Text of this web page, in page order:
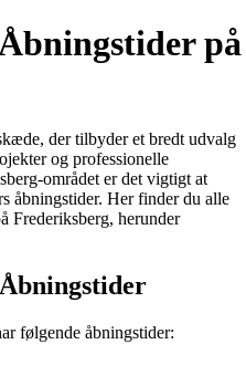
på
der tilbyder et bredt udvalg
og professionelle
området er det vigtigt at
åbningstider. Her finder du alle
Frederiksberg, herunder
følgende åbningstider: